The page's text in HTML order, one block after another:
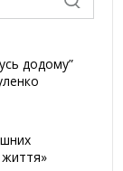
додому”
життя»